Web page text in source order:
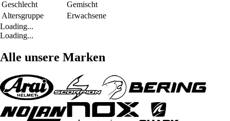
Geschlecht
Gemischt
Altersgruppe
Erwachsene
Loading...
Loading...
Alle unsere Marken